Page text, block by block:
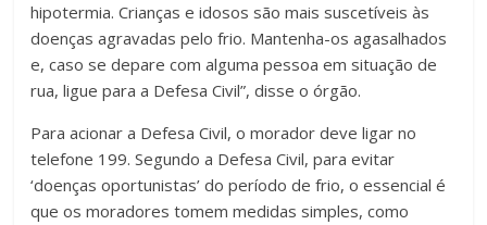
hipotermia. Crianças e idosos são mais suscetíveis às
doenças agravadas pelo frio. Mantenha-os agasalhados
e, caso se depare com alguma pessoa em situação de
rua, ligue para a Defesa Civil”, disse o órgão.
Para acionar a Defesa Civil, o morador deve ligar no
telefone 199. Segundo a Defesa Civil, para evitar
‘doenças oportunistas’ do período de frio, o essencial é
que os moradores tomem medidas simples, como